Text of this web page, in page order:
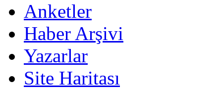
Anketler
Haber Arşivi
Yazarlar
Site Haritası